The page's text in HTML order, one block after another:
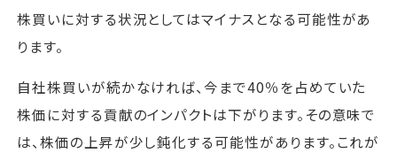
株買いに対する状況としてはマイナスとなる可能性があ
ります。
自社株買いが続かなければ、今まで40％を占めていた
株価に対する貢献のインパクトは下がります。その意味で
は、株価の上昇が少し鈍化する可能性があります。これが